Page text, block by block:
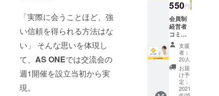
「実際に会うことほど、強
い信頼を得られる方法はな
い」 そんな思いを体現し
て、 AS ONEでは交流会の
週1開催を設立当初から実
現。
時代の変化
に合わせ
て、進化し
続けるコ
ミュニティ
を目指して
550円
会員制
経営者
コミュ
ニティ
”plus
one” を
広めた
い！を
ただた
だ応援
支援
者：
20人
お届
け予
定：
2021